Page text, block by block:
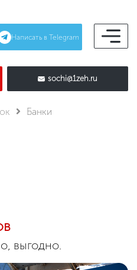
Написать в Telegram
sochi@1zeh.ru
Банки
выгодно.